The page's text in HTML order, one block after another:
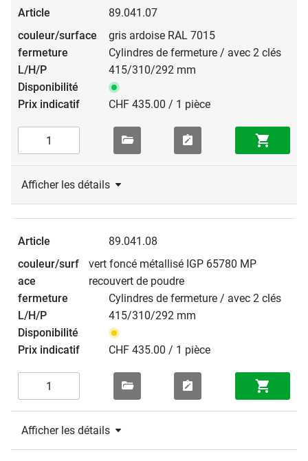
89.041.07
gris ardoise RAL 7015
Cylindres de fermeture / avec 2 clés
415/310/292 mm
CHF 435.00 / 1 pièce
Afficher les détails
89.041.08
vert foncé métallisé IGP 65780 MP
recouvert de poudre
Cylindres de fermeture / avec 2 clés
415/310/292 mm
CHF 435.00 / 1 pièce
Afficher les détails